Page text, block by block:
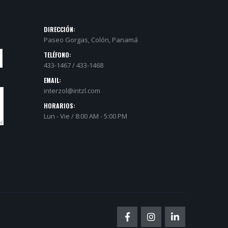
DIRECCIÓN:
Paseo Gorgas, Colón, Panamá
TELÉFONO:
433-1467 / 433-1468
EMAIL:
interzol@intzl.com
HORARIOS:
Lun - Vie / 8:00 AM - 5:00 PM